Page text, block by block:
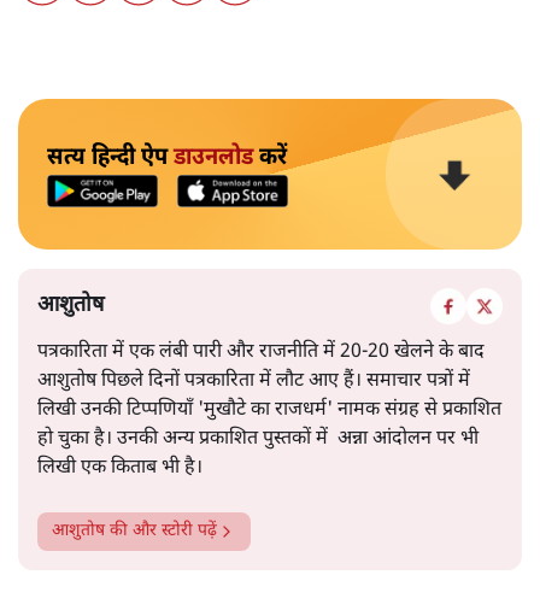
सत्य हिन्दी ऐपडाउनलोडकरें
आशुतोष
पत्रकारिता में एक लंबी पारी और राजनीति में 20-20 खेलने के बाद
आशुतोष पिछले दिनों पत्रकारिता में लौट आए हैं। समाचार पत्रों में
लिखी उनकी टिप्पणियाँ 'मुखौटे का राजधर्म' नामक संग्रह से प्रकाशित
हो चुका है। उनकी अन्य प्रकाशित पुस्तकों में अन्ना आंदोलन पर भी
लिखी एक किताब भी है।
आशुतोषकी और स्टोरी पढ़ें